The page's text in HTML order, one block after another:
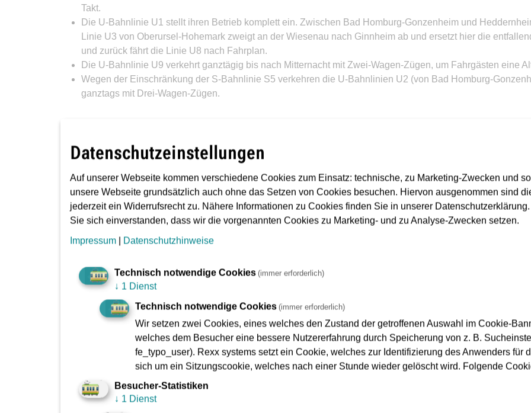
Takt.
Die U-Bahnlinie U1 stellt ihren Betrieb komplett ein. Zwischen Bad Homburg-Gonzenheim und
Linie U3 von Oberursel-Hohemark zweigt an der Wiesenau nach Ginnheim ab und ersetzt hier die
und zurück fährt die Linie U8 nach Fahrplan.
Die U-Bahnlinie U9 verkehrt ganztägig bis nach Mitternacht mit Zwei-Wagen-Zügen, um Fahrgästen eine
Wegen der Einschränkung der S-Bahnlinie S5 verkehren die U-Bahnlinien U2 (von Bad Homburg-
ganztags mit Drei-Wagen-Zügen.
Im dichten Frankfurter Nahverkehrsnetz gibt es zumeist mehrere Möglichkeiten, ans Ziel zu kommen:
Entlang der gesperrten U-Bahnstrecke werden bis zu 34 Gelenkbusse als Ersatzverkehr im dichten Takt
Heddernheimer Landstraße (dort Anschluss von den U-Bahnlinien U3 und U9) über Heddernheim
Dornbusch (dort ist der beste Umstieg auf die U-Bahn Richtung Innenstadt möglich) bis zur Station
Aus Oberursel, dem Frankfurter Nordwesten und Norden kommen Fahrgäste mit den U-Bahnlinien U3 und
Weiterfahrt bereit.
Die U-Bahnlinie U5 von Preungesheim Richtung Innenstadt und Hauptbahnhof wird nicht wie sonst in den
an Schultagen fahren. Von Nieder-Eschbach und Bonames ist sie bequem mit der Buslinie 27 zu
Für Fahrgäste von und nach Harheim und Nieder-Erlenbach gibt es ein besonderes Angebot: Die Buslinie
umsteigefreie Verbindung über Bonames zur Station Preungesheim der U-Bahnlinie U5 herstellen.
Während der gesamten Unterbrechung der S-Bahnlinie S6 zwischen Frankfurt und Bad Vilbel wird die
Erlenbach verlängert. Dadurch besteht von dort (zusätzlich zur Linie 29 zur U-Bahnstation Nieder-
Kalbach. Während der jetzt anstehenden U-Bahn-Bauarbeiten kann von dort mit der U-Bahnlinie U9 nach
Für manchen Fahrgast aus Frankfurt mag auch der Schienenersatzverkehr für die S6 eine zusätzliche
Bad Vilbel und Westbahnhof die U-Bahnstationen Preungesheim und Hügelstraße mit der Bockenheimer
Datenschutzeinstellungen
Auf unserer Webseite kommen verschiedene Cookies zum Einsatz: technische, zu Marketing-Zwecken und
unsere Webseite grundsätzlich auch ohne das Setzen von Cookies besuchen. Hiervon ausgenommen sind
jederzeit ein Widerrufsrecht zu. Nähere Informationen zu Cookies finden Sie in unserer
Sie sich einverstanden, dass wir die vorgenannten Cookies zu Marketing- und zu Analyse-Zwecken setzen.
Impressum | Datenschutzhinweise
Technisch notwendige Cookies (immer erforderlich)
↓ 1 Dienst
Technisch notwendige Cookies (immer erforderlich)
Wir setzen zwei Cookies, eines welches den Zustand der getroffenen Auswahl im Cookie-
welches dem Besucher eine bessere Nutzererfahrung durch Speicherung von z. B.
fe_typo_user). Rexx systems setzt ein Cookie, welches zur Identifizierung des Anwenders für
sich um ein Sitzungscookie, welches nach einer Stunde wieder gelöscht wird. Folgende
Besucher-Statistiken
↓ 1 Dienst